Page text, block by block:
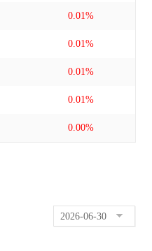
0.01%
0.01%
0.01%
0.01%
0.00%
2026-06-30